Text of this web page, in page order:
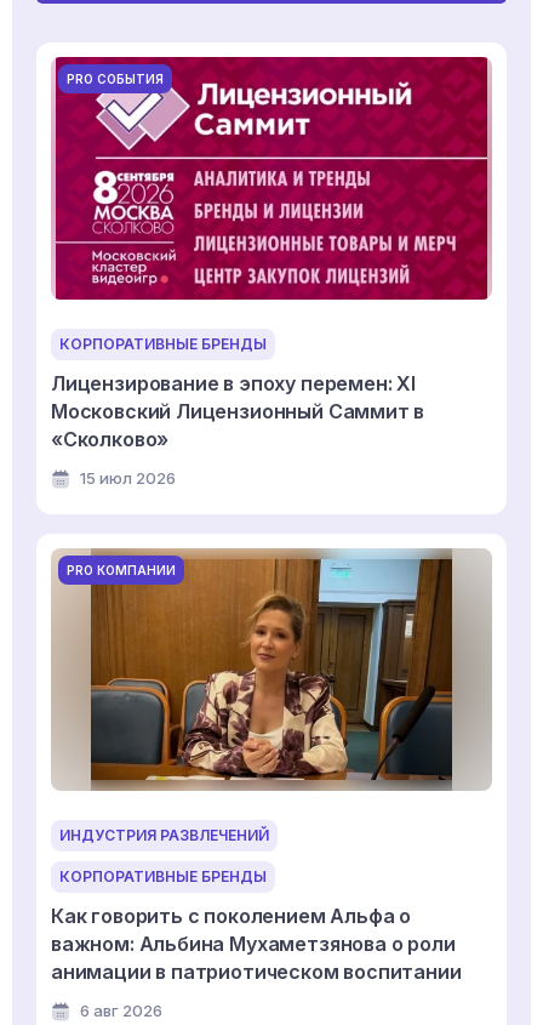
PRO СОБЫТИЯ
КОРПОРАТИВНЫЕ БРЕНДЫ
Лицензирование в эпоху перемен: XI
Московский Лицензионный Саммит в
«Сколково»
15 июл 2026
PRO КОМПАНИИ
ИНДУСТРИЯ РАЗВЛЕЧЕНИЙ
КОРПОРАТИВНЫЕ БРЕНДЫ
Как говорить с поколением Альфа о
важном: Альбина Мухаметзянова о роли
анимации в патриотическом воспитании
6 авг 2026